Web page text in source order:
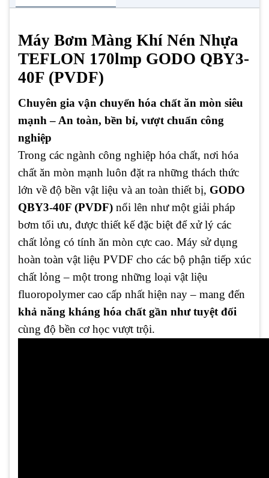
Máy Bơm Màng Khí Nén Nhựa
TEFLON 170lmp GODO QBY3-
40F (PVDF)
Chuyên gia vận chuyển hóa chất ăn mòn siêu
mạnh – An toàn, bền bỉ, vượt chuẩn công
nghiệp
Trong các ngành công nghiệp hóa chất, nơi hóa
chất ăn mòn mạnh luôn đặt ra những thách thức
lớn về độ bền vật liệu và an toàn thiết bị, GODO
QBY3-40F (PVDF) nổi lên như một giải pháp
bơm tối ưu, được thiết kế đặc biệt để xử lý các
chất lỏng có tính ăn mòn cực cao. Máy sử dụng
hoàn toàn vật liệu PVDF cho các bộ phận tiếp xúc
chất lỏng – một trong những loại vật liệu
fluoropolymer cao cấp nhất hiện nay – mang đến
khả năng kháng hóa chất gần như tuyệt đối
cùng độ bền cơ học vượt trội.